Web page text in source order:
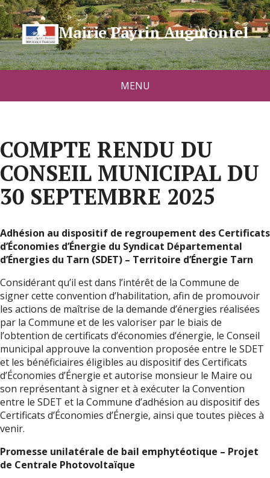
Mairie Payrin Augmontel
MENU
COMPTE RENDU DU
CONSEIL MUNICIPAL DU
30 SEPTEMBRE 2025
Adhésion au dispositif de regroupement des Certificats
d’Économies d’Énergie du Syndicat Départemental
d’Énergies du Tarn (SDET) – Territoire d’Énergie Tarn
Considérant qu’il est dans l’intérêt de la Commune de
signer cette convention d’habilitation, afin de promouvoir
les actions de maîtrise de la demande d’énergies réalisées
par la Commune et de les valoriser par le biais de
l’obtention de certificats d’économies d’énergie, le Conseil
municipal approuve la convention proposée entre le SDET
et les bénéficiaires éligibles au dispositif des Certificats
d’Économies d’Énergie et autorise monsieur le Maire ou
son représentant à signer et à exécuter la Convention
entre le SDET et la Commune d’adhésion au dispositif des
Certificats d’Économies d’Énergie, ainsi que toutes pièces à
venir.
Promesse unilatérale de bail emphytéotique – Projet
de Centrale Photovoltaïque